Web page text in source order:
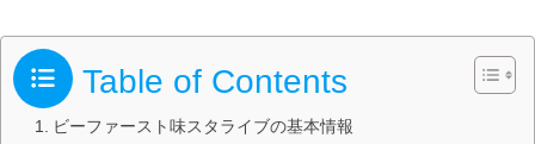
Table of Contents
ビーファースト味スタライブの基本情報